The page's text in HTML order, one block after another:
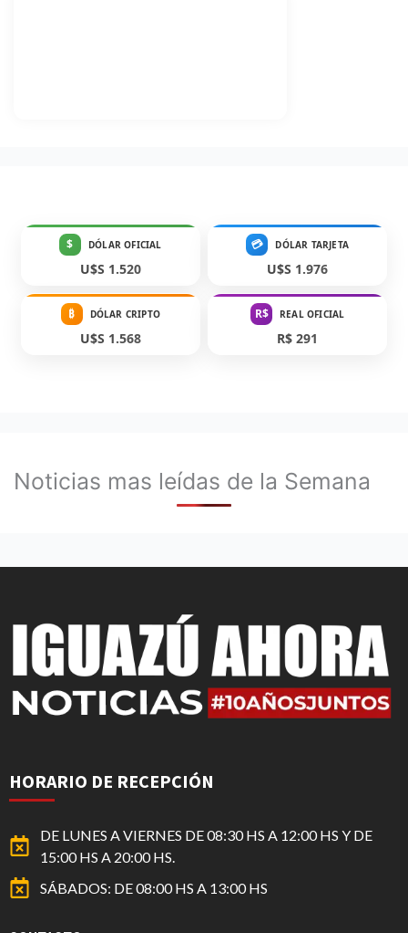
$ DÓLAR OFICIAL
U$S 1.520
💳 DÓLAR TARJETA
U$S 1.976
₿ DÓLAR CRIPTO
U$S 1.568
R$ REAL OFICIAL
R$ 291
Noticias mas leídas de la Semana
HORARIO DE RECEPCIÓN
DE LUNES A VIERNES DE 08:30 HS A 12:00 HS Y DE
15:00 HS A 20:00 HS.
SÁBADOS: DE 08:00 HS A 13:00 HS